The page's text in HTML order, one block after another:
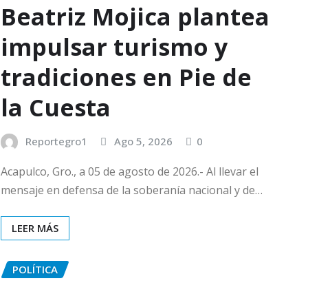
Beatriz Mojica plantea
impulsar turismo y
tradiciones en Pie de
la Cuesta
Reportegro1 Ago 5, 2026 0
Acapulco, Gro., a 05 de agosto de 2026.- Al llevar el
mensaje en defensa de la soberanía nacional y de…
LEER MÁS
POLÍTICA